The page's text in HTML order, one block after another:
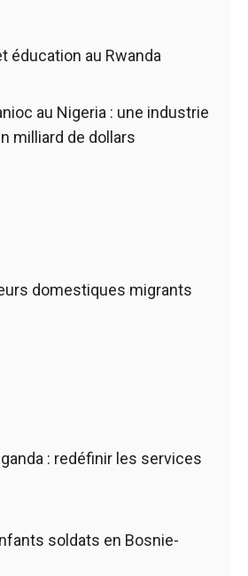
éducation au Rwanda
au Nigeria : une industrie
milliard de dollars
domestiques migrants
: redéfinir les services
soldats en Bosnie-